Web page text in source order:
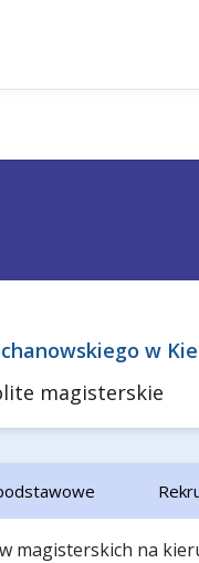
w
magisterskie
magisterskich na